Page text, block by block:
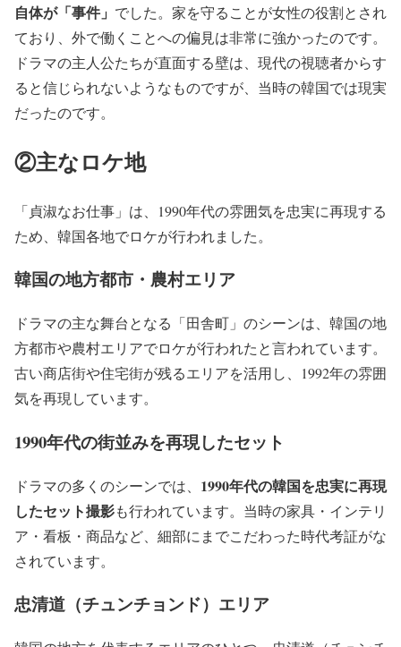
自体が「事件」 でした。家を守ることが女性の役割とされ
ており、外で働くことへの偏見は非常に強かったのです。
ドラマの主人公たちが直面する壁は、現代の視聴者からす
ると信じられないようなものですが、当時の韓国では現実
だったのです。
②主なロケ地
「貞淑なお仕事」は、1990年代の雰囲気を忠実に再現する
ため、韓国各地でロケが行われました。
韓国の地方都市・農村エリア
ドラマの主な舞台となる「田舎町」のシーンは、 韓国の地
方都市や農村エリアでロケが行われたと言われています。
古い商店街や住宅街が残るエリアを活用し、1992年の雰囲
気を再現しています。
1990年代の街並みを再現したセット
ドラマの多くのシーンでは、 1990年代の韓国を忠実に再現
したセット撮影も行われています。当時の家具・インテリ
ア・看板・商品など、細部にまでこだわった時代考証がな
されています。
忠清道（チュンチョンド）エリア